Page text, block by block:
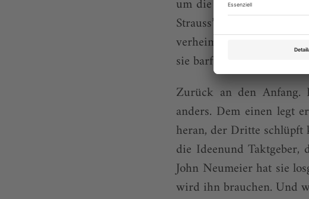
Strauss’ «Im
verheimlichen. Zu
sie barfuß. Und legt ihre
Zurück an den Anfang.
anders. Dem einen legt
heran, der Dritte schlüpft
die Ideenund Taktgeber,
John Neumeier hat sie
wird ihn brauchen. Und